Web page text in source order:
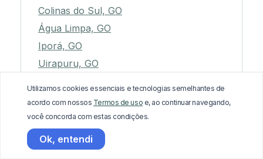
Colinas do Sul, GO
Água Limpa, GO
Iporá, GO
Uirapuru, GO
Três Ranchos, GO
Porangatu, GO
Vicentinópolis, GO
Santa Tereza de Goiás, GO
Utilizamos cookies essenciais e tecnologias semelhantes de
acordo com nossos Termos de uso e, ao continuar navegando,
você concorda com estas condições.
Ok, entendi